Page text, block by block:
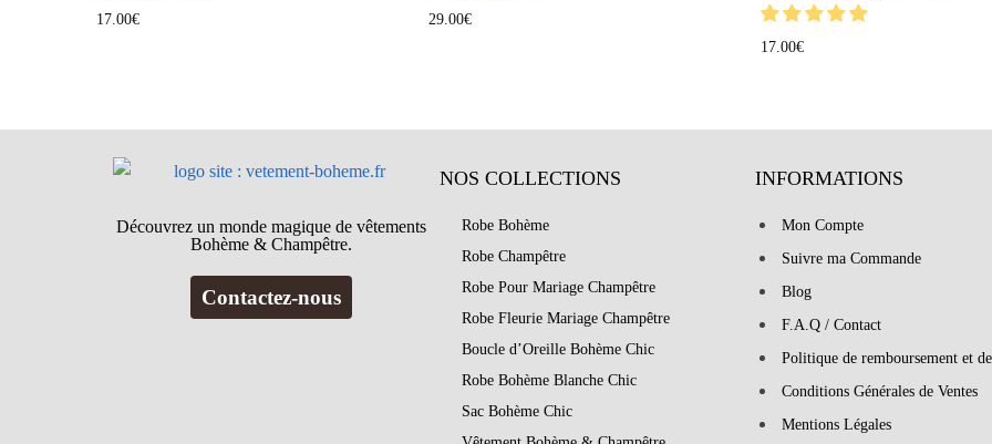
17.00€ 29.00€
17.00€
Découvrez un monde magique de vêtements
Bohème & Champêtre.
Contactez-nous
NOS COLLECTIONS
Robe Bohème
Robe Champêtre
Robe Pour Mariage Champêtre
Robe Fleurie Mariage Champêtre
Boucle d’Oreille Bohème Chic
Robe Bohème Blanche Chic
Sac Bohème Chic
INFORMATIONS
Mon Compte
Suivre ma Commande
Blog
F.A.Q / Contact
Politique de remboursement et
Conditions Générales de Ventes
Mentions Légales